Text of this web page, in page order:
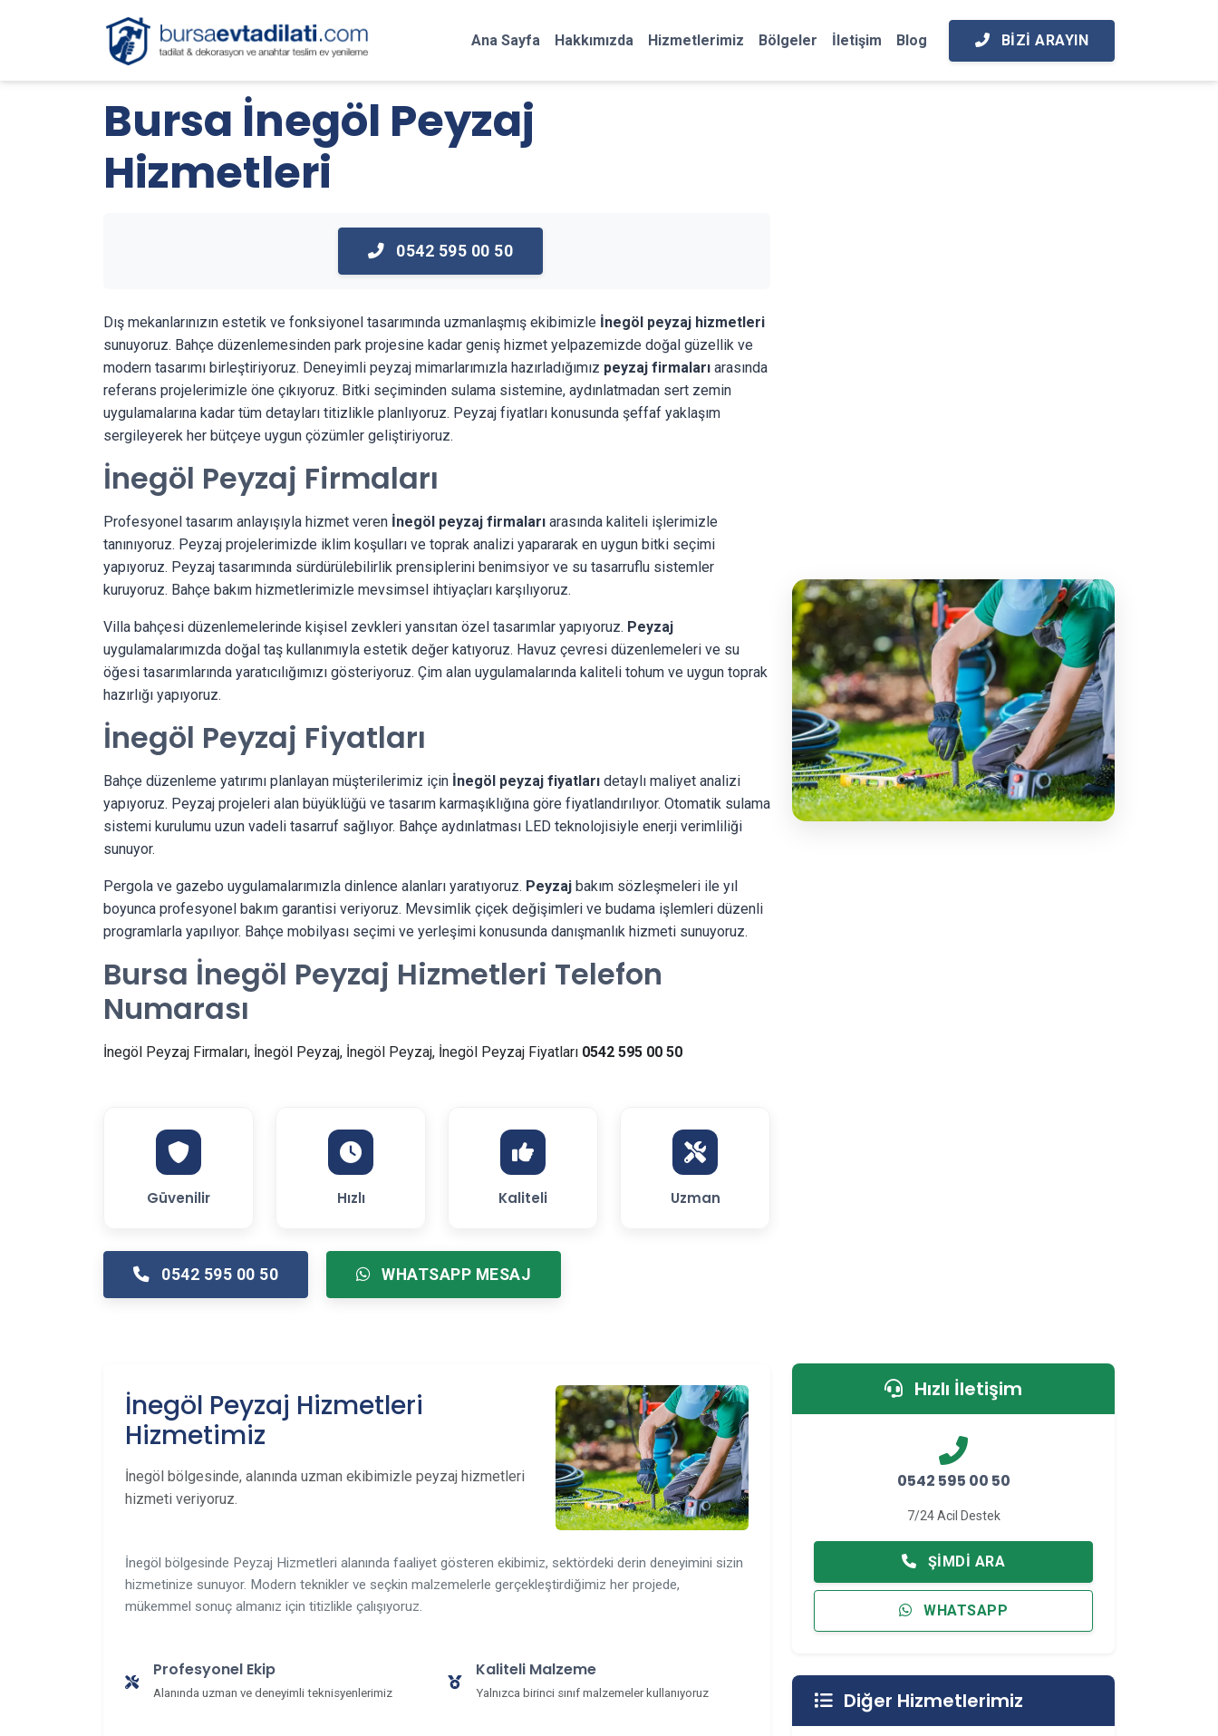
Ana Sayfa Hakkımızda Hizmetlerimiz Bölgeler İletişim Blog BIZI ARAYIN
Bursa İnegöl Peyzaj
Hizmetleri
0542 595 00 50
Dış mekanlarınızın estetik ve fonksiyonel tasarımında uzmanlaşmış ekibimizle İnegöl peyzaj hizmetleri
sunuyoruz. Bahçe düzenlemesinden park projesine kadar geniş hizmet yelpazemizde doğal güzellik ve
modern tasarımı birleştiriyoruz. Deneyimli peyzaj mimarlarımızla hazırladığımız peyzaj firmaları arasında
referans projelerimizle öne çıkıyoruz. Bitki seçiminden sulama sistemine, aydınlatmadan sert zemin
uygulamalarına kadar tüm detayları titizlikle planlıyoruz. Peyzaj fiyatları konusunda şeffaf yaklaşım
sergileyerek her bütçeye uygun çözümler geliştiriyoruz.
İnegöl Peyzaj Firmaları
Profesyonel tasarım anlayışıyla hizmet veren İnegöl peyzaj firmaları arasında kaliteli işlerimizle
tanınıyoruz. Peyzaj projelerimizde iklim koşulları ve toprak analizi yapararak en uygun bitki seçimi
yapıyoruz. Peyzaj tasarımında sürdürülebilirlik prensiplerini benimsiyor ve su tasarruflu sistemler
kuruyoruz. Bahçe bakım hizmetlerimizle mevsimsel ihtiyaçları karşılıyoruz.
Villa bahçesi düzenlemelerinde kişisel zevkleri yansıtan özel tasarımlar yapıyoruz. Peyzaj
uygulamalarımızda doğal taş kullanımıyla estetik değer katıyoruz. Havuz çevresi düzenlemeleri ve su
öğesi tasarımlarında yaratıcılığımızı gösteriyoruz. Çim alan uygulamalarında kaliteli tohum ve uygun toprak
hazırlığı yapıyoruz.
İnegöl Peyzaj Fiyatları
Bahçe düzenleme yatırımı planlayan müşterilerimiz için İnegöl peyzaj fiyatları detaylı maliyet analizi
yapıyoruz. Peyzaj projeleri alan büyüklüğü ve tasarım karmaşıklığına göre fiyatlandırılıyor. Otomatik sulama
sistemi kurulumu uzun vadeli tasarruf sağlıyor. Bahçe aydınlatması LED teknolojisiyle enerji verimliliği
sunuyor.
Pergola ve gazebo uygulamalarımızla dinlence alanları yaratıyoruz. Peyzaj bakım sözleşmeleri ile yıl
boyunca profesyonel bakım garantisi veriyoruz. Mevsimlik çiçek değişimleri ve budama işlemleri düzenli
programlarla yapılıyor. Bahçe mobilyası seçimi ve yerleşimi konusunda danışmanlık hizmeti sunuyoruz.
Bursa İnegöl Peyzaj Hizmetleri Telefon
Numarası
İnegöl Peyzaj Firmaları, İnegöl Peyzaj, İnegöl Peyzaj, İnegöl Peyzaj Fiyatları 0542 595 00 50
Güvenilir Hızlı Kaliteli Uzman
0542 595 00 50 WHATSAPP MESAJ
İnegöl Peyzaj Hizmetleri
Hizmetimiz
İnegöl bölgesinde, alanında uzman ekibimizle peyzaj hizmetleri
hizmeti veriyoruz.
İnegöl bölgesinde Peyzaj Hizmetleri alanında faaliyet gösteren ekibimiz, sektördeki derin deneyimini sizin
hizmetinize sunuyor. Modern teknikler ve seçkin malzemelerle gerçekleştirdiğimiz her projede,
mükemmel sonuç almanız için titizlikle çalışıyoruz.
Profesyonel Ekip
Alanında uzman ve deneyimli teknisyenlerimiz
Kaliteli Malzeme
Yalnızca birinci sınıf malzemeler kullanıyoruz
Hızlı İletişim
0542 595 00 50
7/24 Acil Destek
ŞIMDI ARA
WHATSAPP
Diğer Hizmetlerimiz